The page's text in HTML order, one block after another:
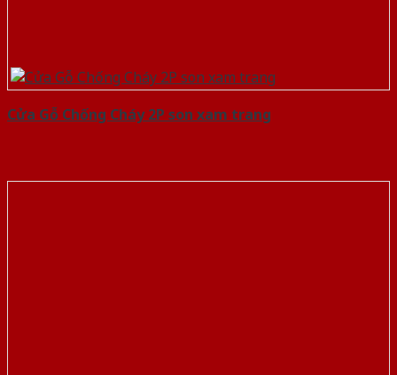
Cửa Gỗ Chống Cháy 2P son xam trang